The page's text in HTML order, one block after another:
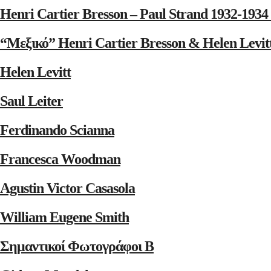
Henri Cartier Bresson – Paul Strand 1932-
“Μεξικό” Henri Cartier Bresson & Helen
Helen Levitt
Saul Leiter
Ferdinando Scianna
Francesca Woodman
Agustin Victor Casasola
William Eugene Smith
Σημαντικοί Φωτογράφοι Β